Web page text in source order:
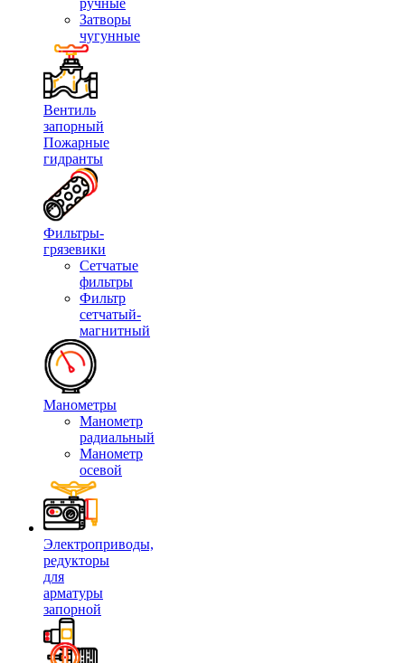
ручные
Затворы
чугунные
Вентиль
запорный
Пожарные
гидранты
Фильтры-
грязевики
Сетчатые
фильтры
Фильтр
сетчатый-
магнитный
Манометры
Манометр
радиальный
Манометр
осевой
Электроприводы,
редукторы
для
арматуры
запорной